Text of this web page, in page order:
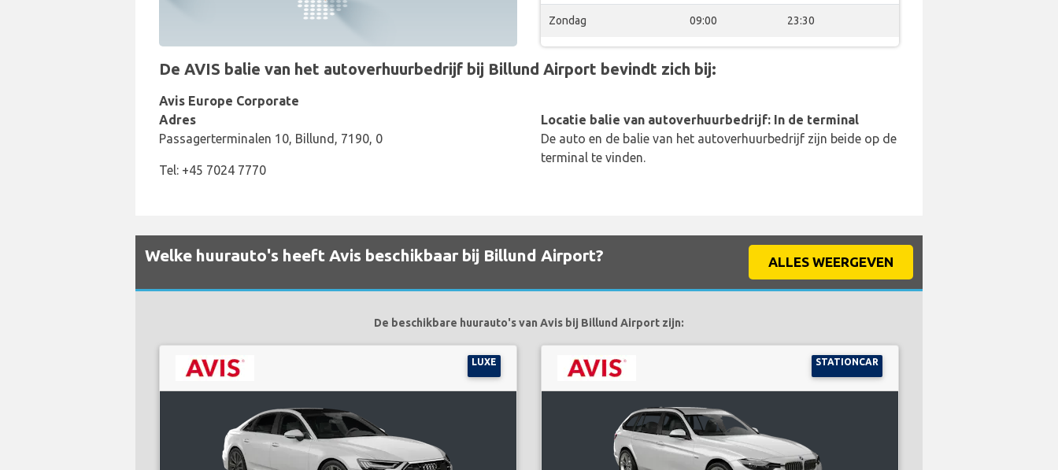
Zondag 09:00 23:30
De AVIS balie van het autoverhuurbedrijf bij Billund Airport bevindt zich bij:
Avis Europe Corporate
Adres
Passagerterminalen 10, Billund, 7190, 0
Tel: +45 7024 7770
Locatie balie van autoverhuurbedrijf: In de terminal
De auto en de balie van het autoverhuurbedrijf zijn beide op de
terminal te vinden.
Welke huurauto's heeft Avis beschikbaar bij Billund Airport? ALLES WEERGEVEN
De beschikbare huurauto's van Avis bij Billund Airport zijn:
LUXE STATIONCAR